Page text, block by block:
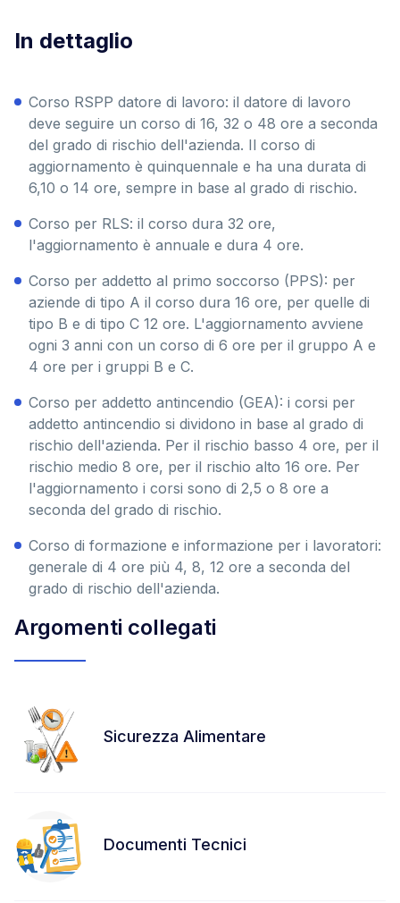
In dettaglio
Corso RSPP datore di lavoro: il datore di lavoro
deve seguire un corso di 16, 32 o 48 ore a seconda
del grado di rischio dell'azienda. Il corso di
aggiornamento è quinquennale e ha una durata di
6,10 o 14 ore, sempre in base al grado di rischio.
Corso per RLS: il corso dura 32 ore,
l'aggiornamento è annuale e dura 4 ore.
Corso per addetto al primo soccorso (PPS): per
aziende di tipo A il corso dura 16 ore, per quelle di
tipo B e di tipo C 12 ore. L'aggiornamento avviene
ogni 3 anni con un corso di 6 ore per il gruppo A e
4 ore per i gruppi B e C.
Corso per addetto antincendio (GEA): i corsi per
addetto antincendio si dividono in base al grado di
rischio dell'azienda. Per il rischio basso 4 ore, per il
rischio medio 8 ore, per il rischio alto 16 ore. Per
l'aggiornamento i corsi sono di 2,5 o 8 ore a
seconda del grado di rischio.
Corso di formazione e informazione per i lavoratori:
generale di 4 ore più 4, 8, 12 ore a seconda del
grado di rischio dell'azienda.
Argomenti collegati
Sicurezza Alimentare
Documenti Tecnici